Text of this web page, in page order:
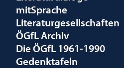
mitSprache
Literaturgesellschaften
ÖGfL Archiv
Die ÖGfL 1961-1990
Gedenktafeln